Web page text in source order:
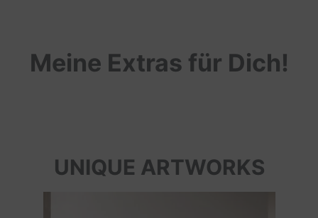
Meine Extras für Dich!
UNIQUE ARTWORKS